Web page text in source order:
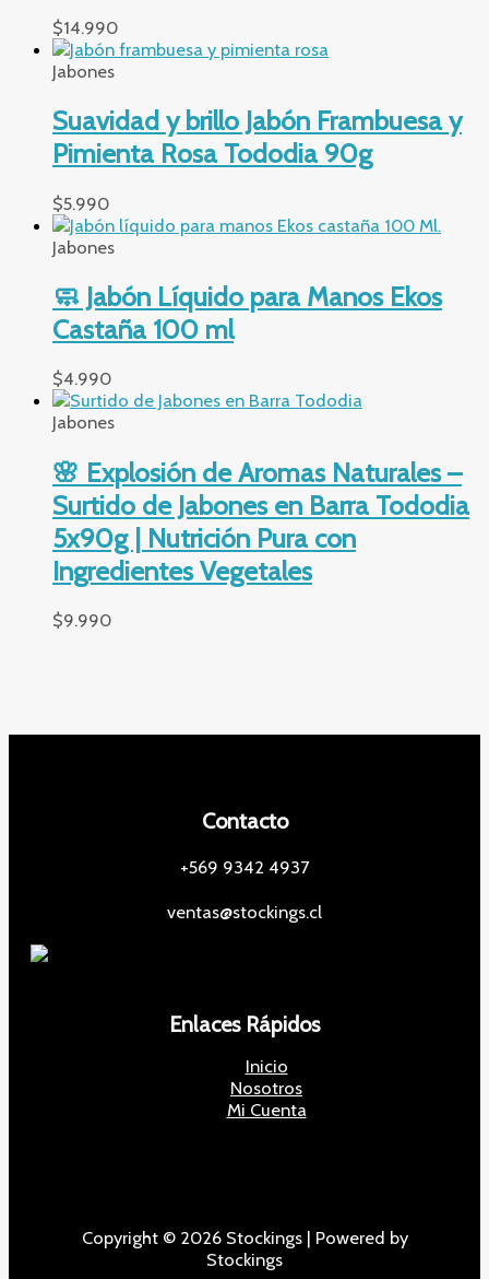
$14.990
Jabones
Suavidad y brillo Jabón Frambuesa y
Pimienta Rosa Tododia 90g
$5.990
Jabones
🧼 Jabón Líquido para Manos Ekos
Castaña 100 ml
$4.990
Jabones
🌸 Explosión de Aromas Naturales –
Surtido de Jabones en Barra Tododia
5x90g | Nutrición Pura con
Ingredientes Vegetales
$9.990
Contacto
+569 9342 4937
ventas@stockings.cl
Enlaces Rápidos
Inicio
Nosotros
Mi Cuenta
Copyright © 2026 Stockings | Powered by
Stockings